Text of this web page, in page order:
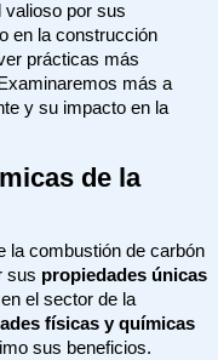
valioso por sus
en la construcción
prácticas más
más a
y su impacto en la
de la
la combustión de carbón
sus propiedades únicas
el sector de la
físicas y químicas
sus beneficios.